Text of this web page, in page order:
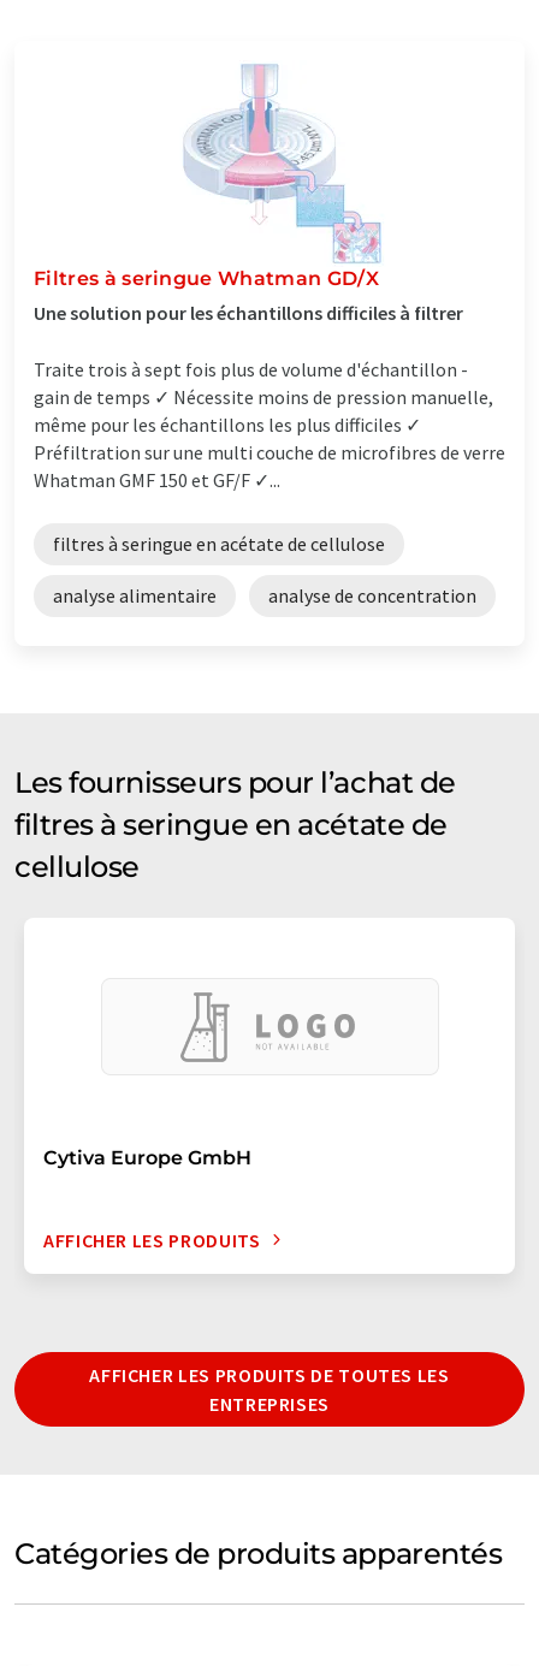
Filtres à seringue Whatman GD/X
Une solution pour les échantillons difficiles à filtrer
Traite trois à sept fois plus de volume d'échantillon -
gain de temps ✓ Nécessite moins de pression manuelle,
même pour les échantillons les plus difficiles ✓
Préfiltration sur une multi couche de microfibres de verre
Whatman GMF 150 et GF/F ✓...
filtres à seringue en acétate de cellulose
analyse alimentaire analyse de concentration
Les fournisseurs pour l’achat de
filtres à seringue en acétate de
cellulose
Cytiva Europe GmbH
AFFICHER LES PRODUITS
AFFICHER LES PRODUITS DE TOUTES LES
ENTREPRISES
Catégories de produits apparentés